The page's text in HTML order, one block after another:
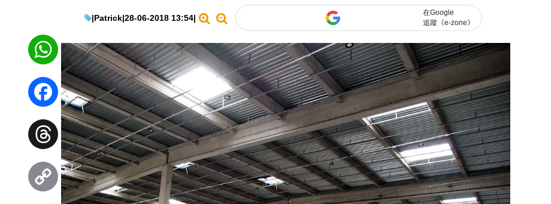
|Patrick|28-06-2018 13:54|
在Google
追蹤《e-zone》
WhatsApp
Facebook
Threads